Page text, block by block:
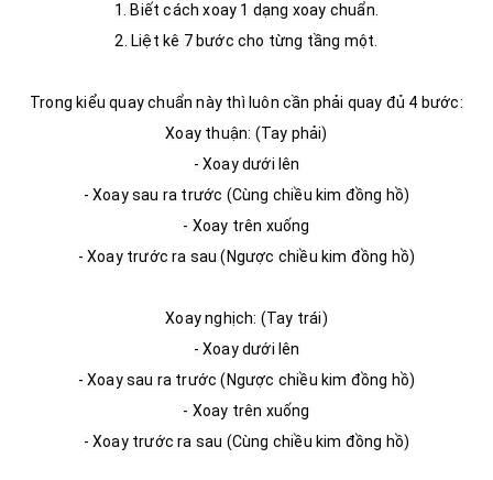
1. Biết cách xoay 1 dạng xoay chuẩn.
2. Liệt kê 7 bước cho từng tầng một.
Trong kiểu quay chuẩn này thì luôn cần phải quay đủ 4 bước:
Xoay thuận: (Tay phải)
- Xoay dưới lên
- Xoay sau ra trước (Cùng chiều kim đồng hồ)
- Xoay trên xuống
- Xoay trước ra sau (Ngược chiều kim đồng hồ)
Xoay nghịch: (Tay trái)
- Xoay dưới lên
- Xoay sau ra trước (Ngược chiều kim đồng hồ)
- Xoay trên xuống
- Xoay trước ra sau (Cùng chiều kim đồng hồ)